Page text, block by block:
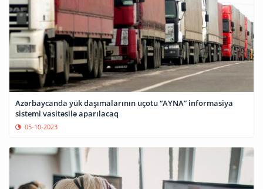
Azərbaycanda yük daşımalarının uçotu “AYNA” informasiya
sistemi vasitəsilə aparılacaq
05-10-2023